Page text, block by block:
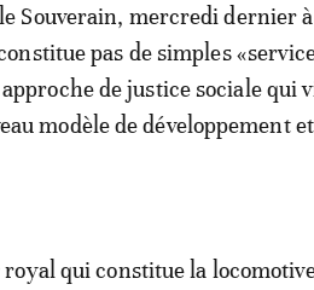
Souverain, mercredi dernier
pas de simples
de justice sociale qui
modèle de développement
royal qui constitue la